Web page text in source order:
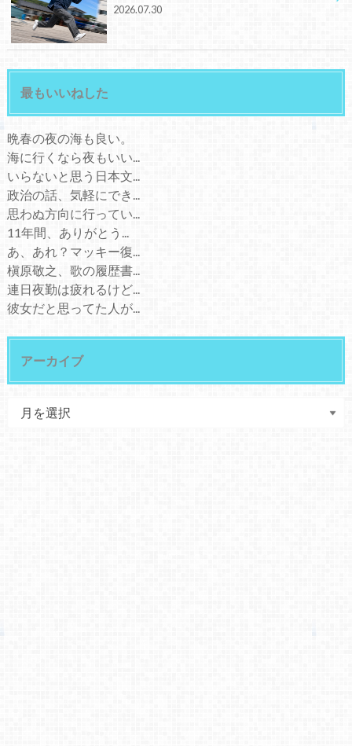
2026.07.30
最もいいねした
晩春の夜の海も良い。
海に行くなら夜もいい...
いらないと思う日本文...
政治の話、気軽にでき...
思わぬ方向に行ってい...
11年間、ありがとう...
あ、あれ？マッキー復...
槇原敬之、歌の履歴書...
連日夜勤は疲れるけど...
彼女だと思ってた人が...
アーカイブ